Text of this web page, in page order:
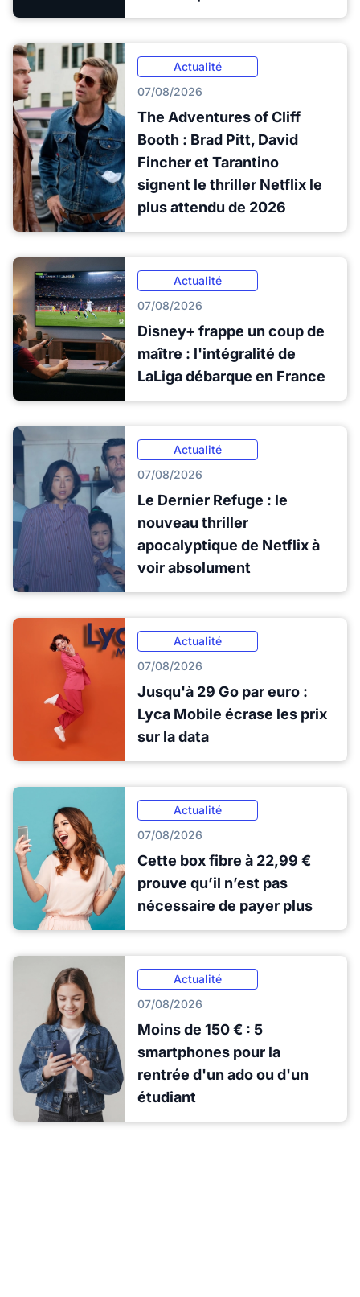
Actualité
07/08/2026
The Adventures of Cliff
Booth : Brad Pitt, David
Fincher et Tarantino
signent le thriller Netflix le
plus attendu de 2026
Actualité
07/08/2026
Disney+ frappe un coup de
maître : l'intégralité de
LaLiga débarque en France
Actualité
07/08/2026
Le Dernier Refuge : le
nouveau thriller
apocalyptique de Netflix à
voir absolument
Actualité
07/08/2026
Jusqu'à 29 Go par euro :
Lyca Mobile écrase les prix
sur la data
Actualité
07/08/2026
Cette box fibre à 22,99 €
prouve qu’il n’est pas
nécessaire de payer plus
Actualité
07/08/2026
Moins de 150 € : 5
smartphones pour la
rentrée d'un ado ou d'un
étudiant